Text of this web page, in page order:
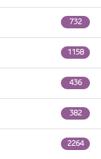
732
1158
436
382
2264